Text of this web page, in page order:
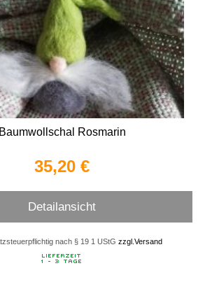
Baumwollschal Rosmarin
35,20 €
Detailansicht
nach § 19 1 UStGzzgl.Versand